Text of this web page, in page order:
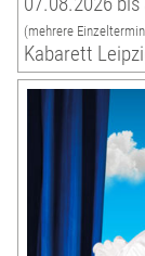
(mehrere
Kabarett